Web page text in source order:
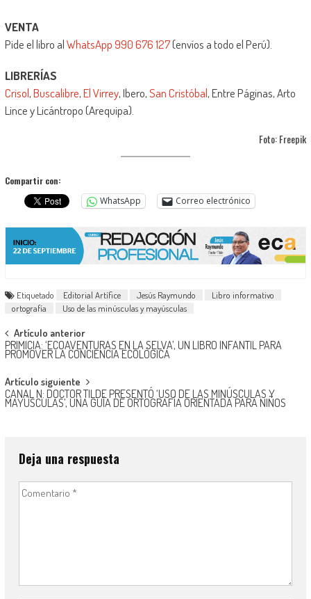
VENTA
Pide el libro alWhatsApp 990 676 127(envíos a todo el Perú).
LIBRERÍAS
Crisol,Buscalibre,El Virrey, Ibero,San Cristóbal, Entre Páginas, Arto
Lince y Licántropo (Arequipa).
Foto: Freepik
Compartir con:
WhatsApp
Correo electrónico
Etiquetado Editorial Artífice Jesús Raymundo
Libro informativo
ortografía
Uso de las minúsculas y mayúsculas
Navegación
de
entradas
Artículo anterior
PRIMICIA: ‘ECOAVENTURAS EN LA SELVA’, UN LIBRO INFANTIL PARA
PROMOVER LA CONCIENCIA ECOLÓGICA
Artículo siguiente
CANAL N: DOCTOR TILDE PRESENTÓ ‘USO DE LAS MINÚSCULAS Y
MAYÚSCULAS’, UNA GUÍA DE ORTOGRAFÍA ORIENTADA PARA NIÑOS
Deja una respuesta